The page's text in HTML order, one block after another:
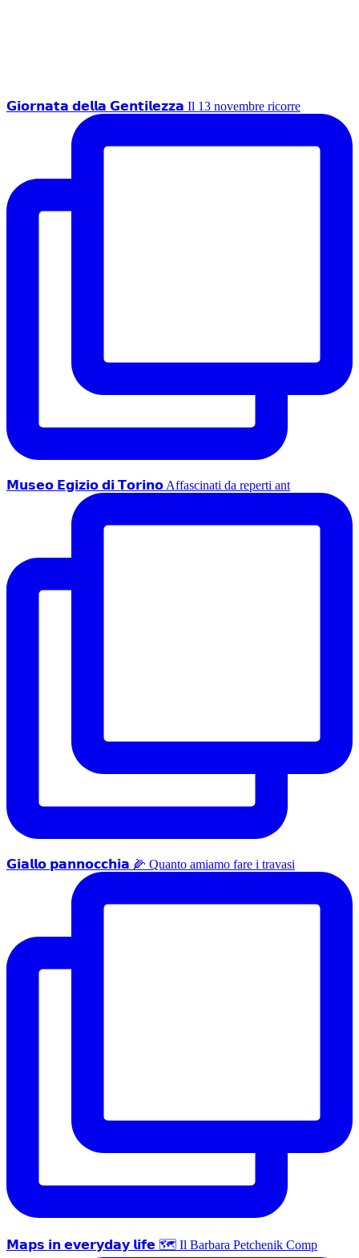
𝗚𝗶𝗼𝗿𝗻𝗮𝘁𝗮 𝗱𝗲𝗹𝗹𝗮 𝗚𝗲𝗻𝘁𝗶𝗹𝗲𝘇𝘇𝗮 Il 13 novembre ricorre
𝗠𝘂𝘀𝗲𝗼 𝗘𝗴𝗶𝘇𝗶𝗼 𝗱𝗶 𝗧𝗼𝗿𝗶𝗻𝗼 Affascinati da reperti ant
𝗚𝗶𝗮𝗹𝗹𝗼 𝗽𝗮𝗻𝗻𝗼𝗰𝗰𝗵𝗶𝗮 🌽 Quanto amiamo fare i travasi
𝗠𝗮𝗽𝘀 𝗶𝗻 𝗲𝘃𝗲𝗿𝘆𝗱𝗮𝘆 𝗹𝗶𝗳𝗲 🗺 Il Barbara Petchenik Comp